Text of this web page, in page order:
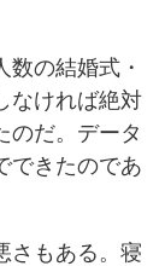
の結婚式・
なければ絶対
のだ。データ
できたのであ
さもある。寝